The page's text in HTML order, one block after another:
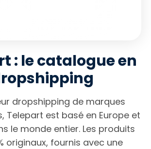
: le catalogue en
dropshipping de marques
Telepart est basé en Europe et
le monde entier. Les produits
originaux, fournis avec une